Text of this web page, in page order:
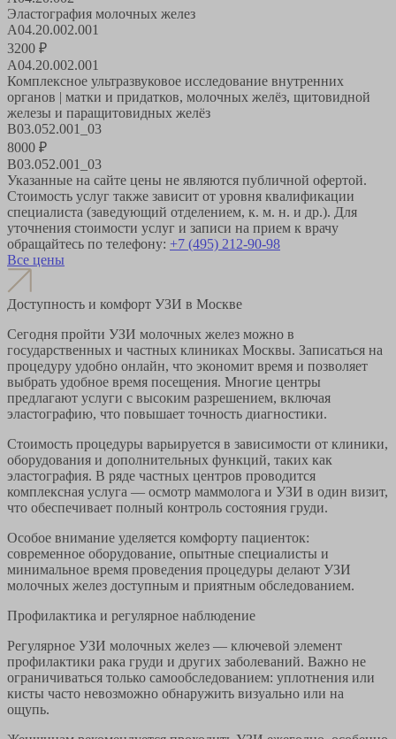
Эластография молочных желез
A04.20.002.001
3200 ₽
A04.20.002.001
Комплексное ультразвуковое исследование внутренних
органов | матки и придатков, молочных желёз, щитовидной
железы и паращитовидных желёз
B03.052.001_03
8000 ₽
B03.052.001_03
Указанные на сайте цены не являются публичной офертой.
Стоимость услуг также зависит от уровня квалификации
специалиста (заведующий отделением, к. м. н. и др.). Для
уточнения стоимости услуг и записи на прием к врачу
обращайтесь по телефону: +7 (495) 212-90-98
Все цены
Доступность и комфорт УЗИ в Москве
Сегодня пройти УЗИ молочных желез можно в
государственных и частных клиниках Москвы. Записаться на
процедуру удобно онлайн, что экономит время и позволяет
выбрать удобное время посещения. Многие центры
предлагают услуги с высоким разрешением, включая
эластографию, что повышает точность диагностики.
Стоимость процедуры варьируется в зависимости от клиники,
оборудования и дополнительных функций, таких как
эластография. В ряде частных центров проводится
комплексная услуга — осмотр маммолога и УЗИ в один визит,
что обеспечивает полный контроль состояния груди.
Особое внимание уделяется комфорту пациенток:
современное оборудование, опытные специалисты и
минимальное время проведения процедуры делают УЗИ
молочных желез доступным и приятным обследованием.
Профилактика и регулярное наблюдение
Регулярное УЗИ молочных желез — ключевой элемент
профилактики рака груди и других заболеваний. Важно не
ограничиваться только самообследованием: уплотнения или
кисты часто невозможно обнаружить визуально или на
ощупь.